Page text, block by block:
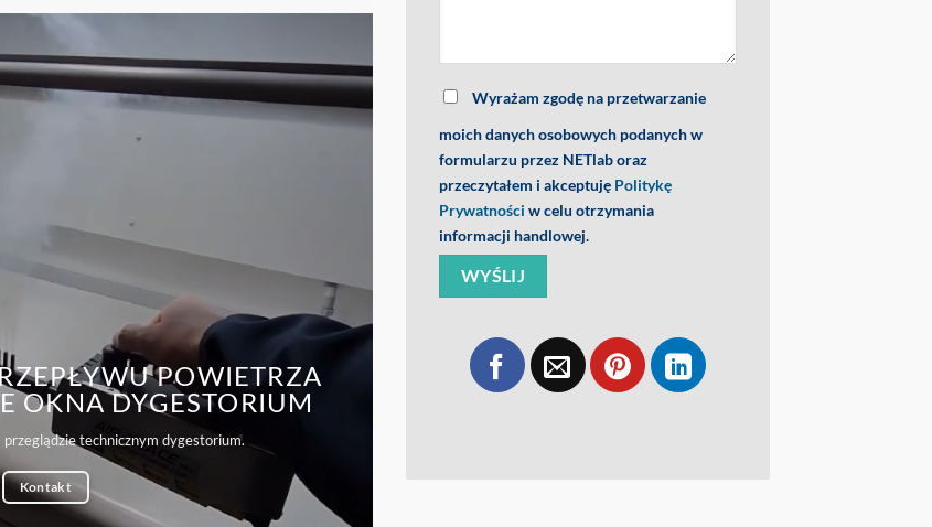
POWIETRZA
OKNA DYGESTORIUM
technicznym dygestorium.
Kontakt
Wyrażam zgodę na przetwarzanie
moich danych osobowych podanych w
formularzu przez NETlab oraz
przeczytałem i akceptuję Politykę
Prywatności w celu otrzymania
informacji handlowej.